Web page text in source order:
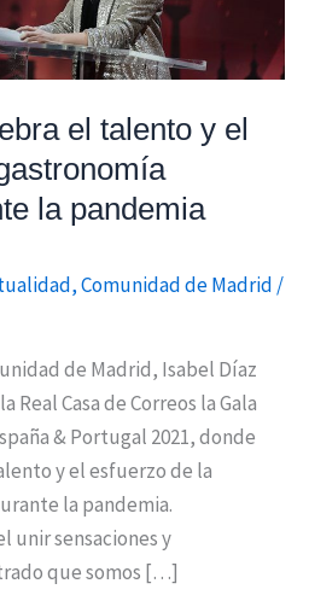
el talento y el
la pandemia
,Comunidad de Madrid /
de Madrid, Isabel Díaz
Real Casa de Correos la Gala
& Portugal 2021, donde
y el esfuerzo de la
la pandemia.
unir sensaciones y
que somos […]